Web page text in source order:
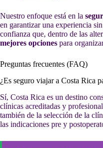
Nuestro enfoque está en la
en garantizar una experiencia
confianza que, dentro de las
mejores opciones para
Preguntas frecuentes (FAQ)
¿Es seguro viajar a Costa Rica
Sí, Costa Rica es un destino
clínicas acreditadas y
también de la selección de la
las indicaciones pre y